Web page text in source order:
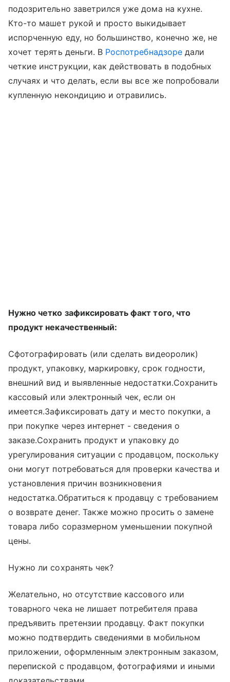
подозрительно заветрился уже дома на кухне.
Кто-то машет рукой и просто выкидывает
испорченную еду, но большинство, конечно же, не
хочет терять деньги. В Роспотребнадзоредали
четкие инструкции, как действовать в подобных
случаях и что делать, если вы все же попробовали
купленную некондицию и отравились.
Нужно четко зафиксировать факт того, что
продукт некачественный:
Сфотографировать (или сделать видеоролик)
продукт, упаковку, маркировку, срок годности,
внешний вид и выявленные недостатки.Сохранить
кассовый или электронный чек, если он
имеется.Зафиксировать дату и место покупки, а
при покупке через интернет - сведения о
заказе.Сохранить продукт и упаковку до
урегулирования ситуации с продавцом, поскольку
они могут потребоваться для проверки качества и
установления причин возникновения
недостатка.Обратиться к продавцу с требованием
о возврате денег. Также можно просить о замене
товара либо соразмерном уменьшении покупной
цены.
Нужно ли сохранять чек?
Желательно, но отсутствие кассового или
товарного чека не лишает потребителя права
предъявить претензии продавцу. Факт покупки
можно подтвердить сведениями в мобильном
приложении, оформленным электронным заказом,
перепиской с продавцом, фотографиями и иными